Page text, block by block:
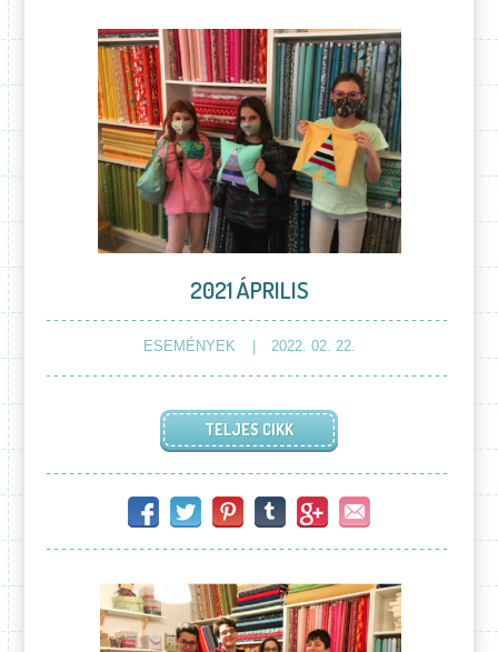
2021 ÁPRILIS
ESEMÉNYEK 2022. 02. 22.
TELJES CIKK